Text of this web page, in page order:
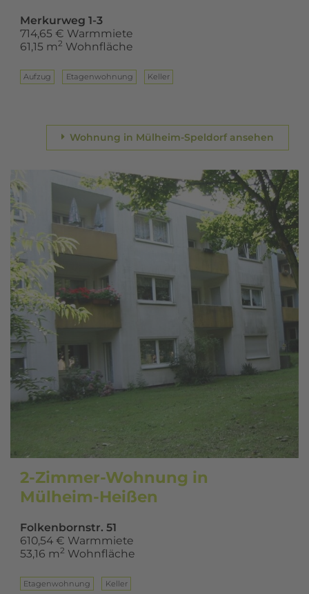
Merkurweg 1-3
714,65 € Warmmiete
61,15 m2 Wohnfläche
Aufzug Eta­gen­woh­nung Keller
Wohnung in Mülheim-Speldorf ansehen
2-Zimmer-Wohnung in
Mülheim-Heißen
Folkenbornstr. 51
610,54 € Warmmiete
53,16 m2 Wohnfläche
Eta­gen­woh­nung Keller